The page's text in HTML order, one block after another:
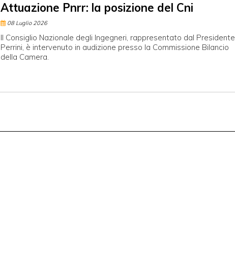
Attuazione Pnrr: la posizione del Cni
08 Luglio 2026
Il Consiglio Nazionale degli Ingegneri, rappresentato dal Presidente
Perrini, è intervenuto in audizione presso la Commissione Bilancio
della Camera.